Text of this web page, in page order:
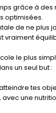
grâce à
optimisées.
de ne plus
vraiment
le plus
un seul but :
tes
une